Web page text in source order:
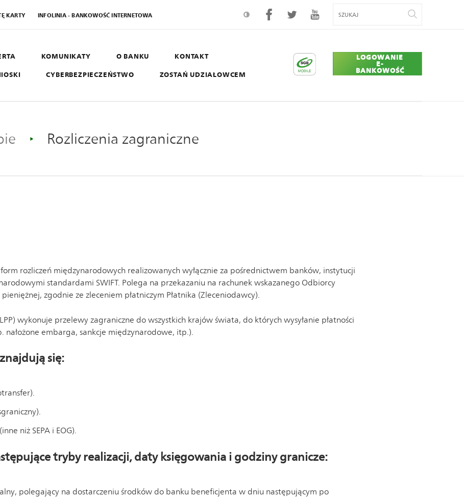
KARTY INFOLINIA - BANKOWOŚĆ INTERNETOWA
KOMUNIKATY O BANKU KONTAKT
CYBERBEZPIECZEŃSTWO ZOSTAŃ UDZIAŁOWCEM
LOGOWANIE
E-
BANKOWOŚĆ
Rozliczenia zagraniczne
rozliczeń międzynarodowych realizowanych wyłącznie za pośrednictwem banków, instytucji
standardami SWIFT. Polega na przekazaniu na rachunek wskazanego Odbiorcy
zgodnie ze zleceniem płatniczym Płatnika (Zleceniodawcy).
wykonuje przelewy zagraniczne do wszystkich krajów świata, do których wysyłanie płatności
nałożone embarga, sankcje międzynarodowe, itp.).
się:
niż SEPA i EOG).
tryby realizacji, daty księgowania i godziny granicze:
polegający na dostarczeniu środków do banku beneficjenta w dniu następującym po